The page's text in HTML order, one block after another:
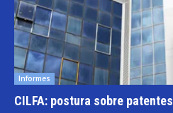
Informes
CILFA: postura sobre patentes